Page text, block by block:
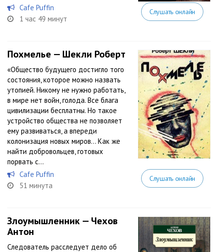
Cafe Puffin
1 час 49 минут
Слушать онлайн
Похмелье — Шекли Роберт
«Общество будущего достигло того
состояния, которое можно назвать
утопией. Никому не нужно работать,
в мире нет войн, голода. Все блага
цивилизации бесплатны. Но такое
устройство общества не позволяет
ему развиваться, а впереди
колонизация новых миров… Как же
найти добровольцев, готовых
порвать с...
Cafe Puffin
51 минута
Слушать онлайн
Злоумышленник — Чехов
Антон
Следователь расследует дело об